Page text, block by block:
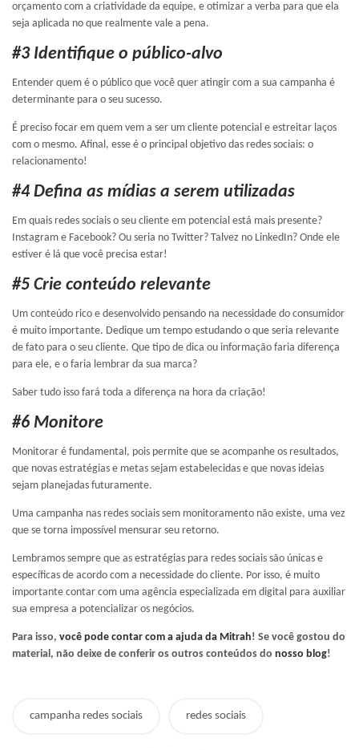
orçamento com a criatividade da equipe, e otimizar a verba para que ela
seja aplicada no que realmente vale a pena.
#3 Identifique o público-alvo
Entender quem é o público que você quer atingir com a sua campanha é
determinante para o seu sucesso.
É preciso focar em quem vem a ser um cliente potencial e estreitar laços
com o mesmo. Afinal, esse é o principal objetivo das redes sociais: o
relacionamento!
#4 Defina as mídias a serem utilizadas
Em quais redes sociais o seu cliente em potencial está mais presente?
Instagram e Facebook? Ou seria no Twitter? Talvez no LinkedIn? Onde ele
estiver é lá que você precisa estar!
#5 Crie conteúdo relevante
Um conteúdo rico e desenvolvido pensando na necessidade do consumidor
é muito importante. Dedique um tempo estudando o que seria relevante
de fato para o seu cliente. Que tipo de dica ou informação faria diferença
para ele, e o faria lembrar da sua marca?
Saber tudo isso fará toda a diferença na hora da criação!
#6 Monitore
Monitorar é fundamental, pois permite que se acompanhe os resultados,
que novas estratégias e metas sejam estabelecidas e que novas ideias
sejam planejadas futuramente.
Uma campanha nas redes sociais sem monitoramento não existe, uma vez
que se torna impossível mensurar seu retorno.
Lembramos sempre que as estratégias para redes sociais são únicas e
específicas de acordo com a necessidade do cliente. Por isso, é muito
importante contar com uma agência especializada em digital para auxiliar
sua empresa a potencializar os negócios.
Para isso, você pode contar com a ajuda da Mitrah! Se você gostou do
material, não deixe de conferir os outros conteúdos do nosso blog!
campanha redes sociais redes sociais